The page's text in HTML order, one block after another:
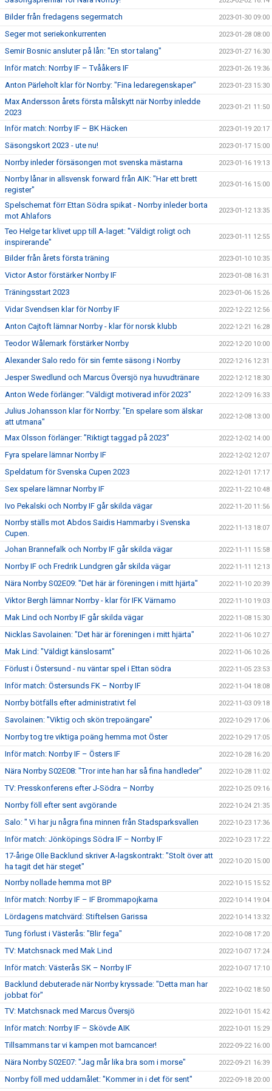
Bilder från fredagens segermatch 2023-01-30 09:00
Seger mot seriekonkurrenten 2023-01-28 08:00
Semir Bosnic ansluter på lån: "En stor talang" 2023-01-27 16:30
Inför match: Norrby IF – Tvååkers IF 2023-01-26 19:36
Anton Pärleholt klar för Norrby: "Fina ledaregenskaper" 2023-01-23 15:30
Max Andersson årets första målskytt när Norrby inledde
2023
2023-01-21 11:50
Inför match: Norrby IF – BK Häcken 2023-01-19 20:17
Säsongskort 2023 - ute nu! 2023-01-17 15:00
Norrby inleder försäsongen mot svenska mästarna 2023-01-16 19:13
Norrby lånar in allsvensk forward från AIK: "Har ett brett
register"
2023-01-16 15:00
Spelschemat förr Ettan Södra spikat - Norrby inleder borta
mot Ahlafors
2023-01-12 13:35
Teo Helge tar klivet upp till A-laget: "Väldigt roligt och
inspirerande"
2023-01-11 12:55
Bilder från årets första träning 2023-01-10 10:35
Victor Astor förstärker Norrby IF 2023-01-08 16:31
Träningsstart 2023 2023-01-06 15:26
Vidar Svendsen klar för Norrby IF 2022-12-22 12:56
Anton Cajtoft lämnar Norrby - klar för norsk klubb 2022-12-21 16:28
Teodor Wålemark förstärker Norrby 2022-12-20 10:00
Alexander Salo redo för sin femte säsong i Norrby 2022-12-16 12:31
Jesper Swedlund och Marcus Översjö nya huvudtränare 2022-12-12 18:30
Anton Wede förlänger: ”Väldigt motiverad inför 2023" 2022-12-09 16:33
Julius Johansson klar för Norrby: "En spelare som älskar
att utmana"
2022-12-08 13:00
Max Olsson förlänger: ”Riktigt taggad på 2023” 2022-12-02 14:00
Fyra spelare lämnar Norrby IF 2022-12-02 12:07
Speldatum för Svenska Cupen 2023 2022-12-01 17:17
Sex spelare lämnar Norrby IF 2022-11-22 10:48
Ivo Pekalski och Norrby IF går skilda vägar 2022-11-20 11:56
Norrby ställs mot Abdos Saidis Hammarby i Svenska
Cupen.
2022-11-13 18:07
Johan Brannefalk och Norrby IF går skilda vägar 2022-11-11 15:58
Norrby IF och Fredrik Lundgren går skilda vägar 2022-11-11 12:13
Nära Norrby S02E09: "Det här är föreningen i mitt hjärta" 2022-11-10 20:39
Viktor Bergh lämnar Norrby - klar för IFK Värnamo 2022-11-10 19:03
Mak Lind och Norrby IF går skilda vägar 2022-11-08 15:30
Nicklas Savolainen: "Det här är föreningen i mitt hjärta" 2022-11-06 10:27
Mak Lind: "Väldigt känslosamt" 2022-11-06 10:26
Förlust i Östersund - nu väntar spel i Ettan södra 2022-11-05 23:53
Inför match: Östersunds FK – Norrby IF 2022-11-04 18:08
Norrby bötfälls efter administrativt fel 2022-11-03 09:18
Savolainen: "Viktig och skön trepoängare" 2022-10-29 17:06
Norrby tog tre viktiga poäng hemma mot Öster 2022-10-29 17:05
Inför match: Norrby IF – Östers IF 2022-10-28 16:20
Nära Norrby S02E08: "Tror inte han har så fina handleder" 2022-10-28 11:02
TV: Presskonferens efter J-Södra – Norrby 2022-10-25 09:16
Norrby föll efter sent avgörande 2022-10-24 21:35
Salo: " Vi har ju några fina minnen från Stadsparksvallen 2022-10-23 17:36
Inför match: Jönköpings Södra IF – Norrby IF 2022-10-23 17:22
17-årige Olle Backlund skriver A-lagskontrakt: "Stolt över att
ha tagit det här steget"
2022-10-20 15:00
Norrby nollade hemma mot BP 2022-10-15 15:52
Inför match: Norrby IF – IF Brommapojkarna 2022-10-14 19:04
Lördagens matchvärd: Stiftelsen Garissa 2022-10-14 13:32
Tung förlust i Västerås: "Blir fega" 2022-10-08 17:20
TV: Matchsnack med Mak Lind 2022-10-07 17:24
Inför match: Västerås SK – Norrby IF 2022-10-07 17:10
Backlund debuterade när Norrby kryssade: "Detta man har
jobbat för"
2022-10-02 18:50
TV: Matchsnack med Marcus Översjö 2022-10-01 15:42
Inför match: Norrby IF – Skövde AIK 2022-10-01 15:29
Tillsammans tar vi kampen mot barncancer! 2022-09-22 16:00
Nära Norrby S02E07: "Jag mår lika bra som i morse" 2022-09-21 16:39
Norrby föll med uddamålet: "Kommer in i det för sent" 2022-09-18 20:00